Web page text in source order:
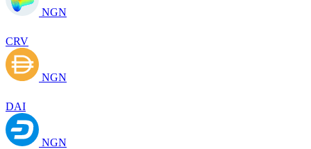
NGN
CRV
NGN
DAI
NGN